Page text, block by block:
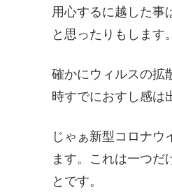
用心するに越した事
と思ったりもします。
確かにウィルスの拡
時すでにおすし感は
じゃぁ新型コロナ
ます。これは一つ
とです。